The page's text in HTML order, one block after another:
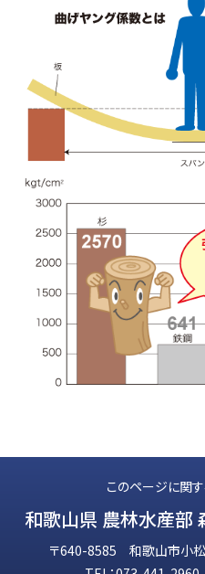
このページに関
和歌山県 農林水産部
〒640-8585 和歌山市小